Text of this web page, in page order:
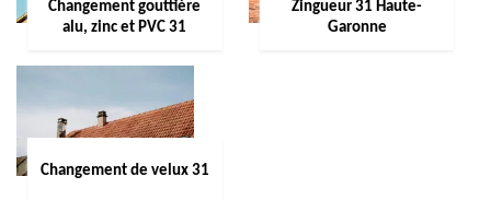
Changement gouttière
alu, zinc et PVC 31
Zingueur 31 Haute-
Garonne
Changement de velux 31